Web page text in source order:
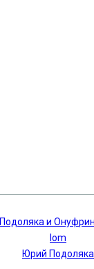
Подоляка и
lom
Юрий Подоляка